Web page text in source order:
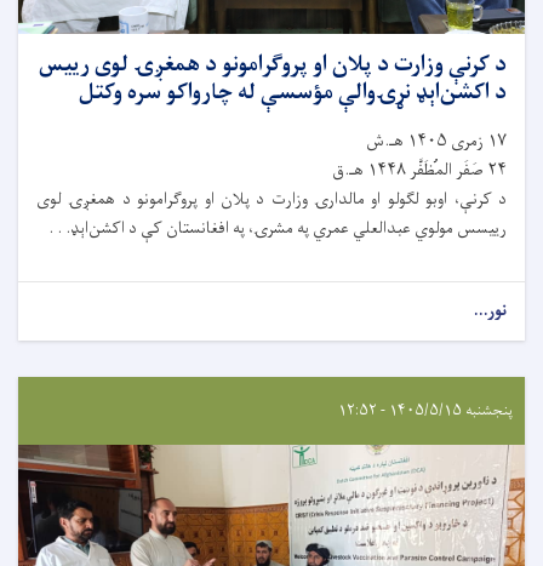
د کرنې وزارت د پلان او پروګرامونو د همغږۍ لوی رییس
د اکشن‌اېډ نړۍوالې مؤسسې له چارواکو سره وکتل
۱۷ زمری ۱۴۰۵ هـ.ش
۲۴ صَفَر المُظَفَّر ۱۴۴۸ هـ.ق
د کرنې، اوبو لګولو او مالدارۍ وزارت د پلان او پروګرامونو د همغږۍ لوی
رییسس مولوي عبدالعلي عمري په مشرۍ، په افغانستان کې د اکشن‌اېډ. . .
نور...
پنجشنبه ۱۴۰۵/۵/۱۵ - ۱۲:۵۲